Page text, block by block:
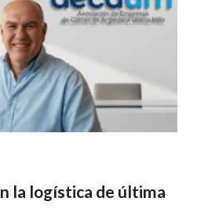
la logística de última